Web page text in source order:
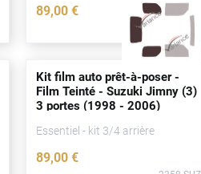
89,00 €
Kit film auto prêt-à-poser -
Film Teinté - Suzuki Jimny (3)
3 portes(1998 - 2006)
Essentiel - kit 3/4 arrière
89,00 €